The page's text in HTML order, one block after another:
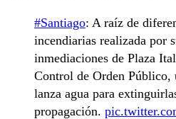
#Santiago: A raíz de
incendiarias realizada por
inmediaciones de Plaza
Control de Orden
lanza agua para
propagación.